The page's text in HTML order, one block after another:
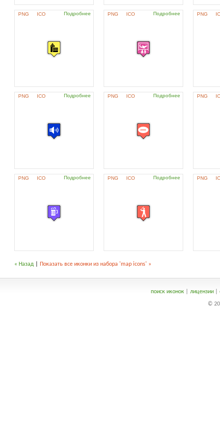
PNG ICO Подробнее PNG ICO Подробнее PNG
PNG ICO Подробнее PNG ICO Подробнее PNG
PNG ICO Подробнее PNG ICO Подробнее PNG
« Назад Показать все иконки из набора 'map icons' »
поиск иконок| лицензии|
©